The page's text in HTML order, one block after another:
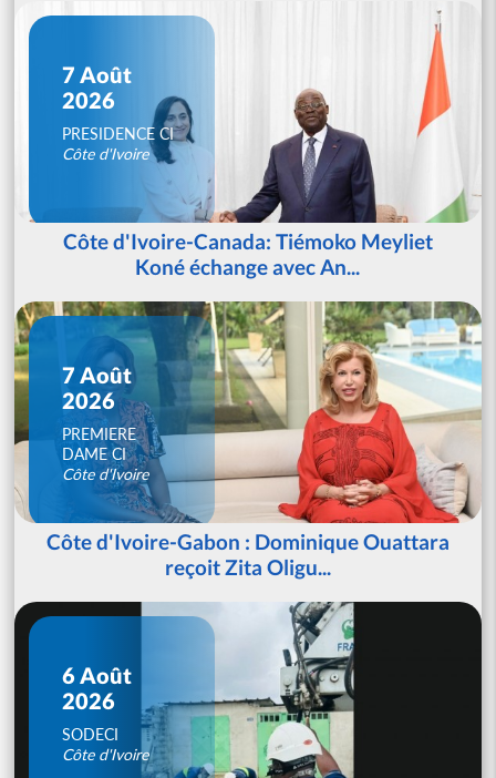
7 Août
2026
PRESIDENCE CI
Côte d'Ivoire
Côte d'Ivoire-Canada: Tiémoko Meyliet
Koné échange avec An...
7 Août
2026
PREMIERE
DAME CI
Côte d'Ivoire
Côte d'Ivoire-Gabon : Dominique Ouattara
reçoit Zita Oligu...
6 Août
2026
SODECI
Côte d'Ivoire